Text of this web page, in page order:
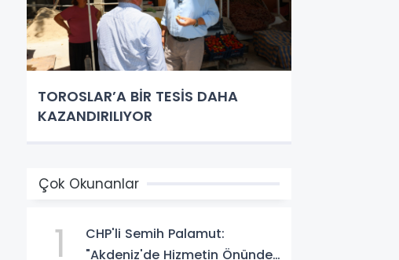
TOROSLAR’A BİR TESİS DAHA
KAZANDIRILIYOR
Çok Okunanlar
1
CHP'li Semih Palamut:
"Akdeniz'de Hizmetin Önündeki